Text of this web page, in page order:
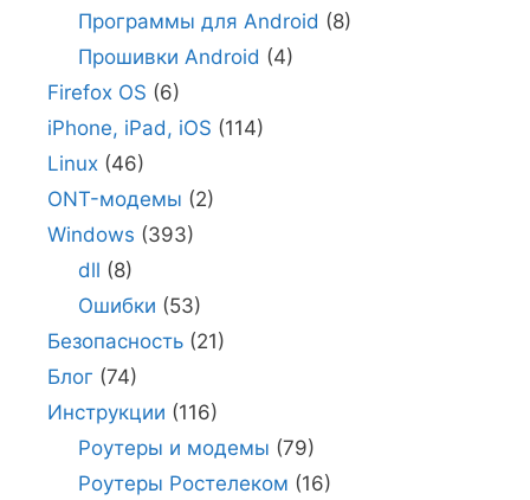
Программы для Android (8)
Прошивки Android (4)
Firefox OS (6)
iPhone, iPad, iOS (114)
Linux (46)
ONT-модемы (2)
Windows (393)
dll (8)
Ошибки (53)
Безопасность (21)
Блог (74)
Инструкции (116)
Роутеры и модемы (79)
Роутеры Ростелеком (16)